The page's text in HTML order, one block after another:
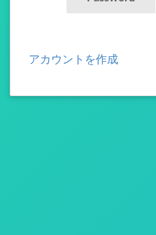
アカウントを作成